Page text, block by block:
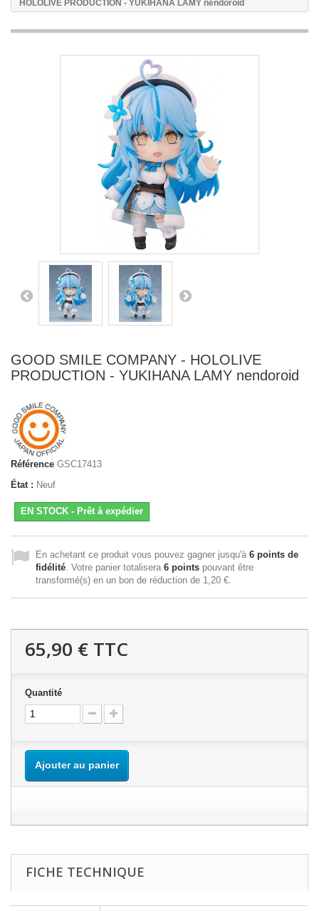
HOLOLIVE PRODUCTION - YUKIHANA LAMY nendoroid
GOOD SMILE COMPANY - HOLOLIVE
PRODUCTION - YUKIHANA LAMY nendoroid
Référence GSC17413
État : Neuf
EN STOCK - Prêt à expédier
En achetant ce produit vous pouvez gagner jusqu'à 6 points de
fidélité . Votre panier totalisera 6 points pouvant être
transformé(s) en un bon de réduction de 1,20 €
65,90 € TTC
Quantité
Ajouter au panier
FICHE TECHNIQUE